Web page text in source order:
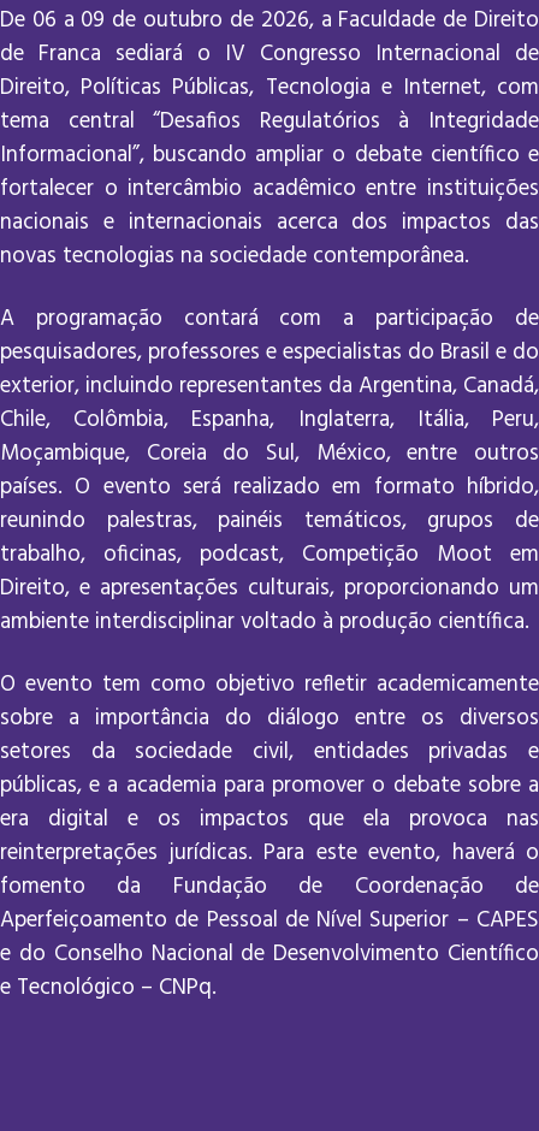
De 06 a 09 de outubro de 2026, a Faculdade de Direito
de Franca sediará o IV Congresso Internacional de
Direito, Políticas Públicas, Tecnologia e Internet, com
tema central “Desafios Regulatórios à Integridade
Informacional”, buscando ampliar o debate científico e
fortalecer o intercâmbio acadêmico entre instituições
nacionais e internacionais acerca dos impactos das
novas tecnologias na sociedade contemporânea.
A programação contará com a participação de
pesquisadores, professores e especialistas do Brasil e do
exterior, incluindo representantes da Argentina, Canadá,
Chile, Colômbia, Espanha, Inglaterra, Itália, Peru,
Moçambique, Coreia do Sul, México, entre outros
países. O evento será realizado em formato híbrido,
reunindo palestras, painéis temáticos, grupos de
trabalho, oficinas, podcast, Competição Moot em
Direito, e apresentações culturais, proporcionando um
ambiente interdisciplinar voltado à produção científica.
O evento tem como objetivo refletir academicamente
sobre a importância do diálogo entre os diversos
setores da sociedade civil, entidades privadas e
públicas, e a academia para promover o debate sobre a
era digital e os impactos que ela provoca nas
reinterpretações jurídicas. Para este evento, haverá o
fomento da Fundação de Coordenação de
Aperfeiçoamento de Pessoal de Nível Superior – CAPES
e do Conselho Nacional de Desenvolvimento Científico
e Tecnológico – CNPq.